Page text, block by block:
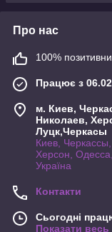
Про нас
100%
Працює з
м. Киев,
Николаев,
Луцк,Черкасы
Киев,
Херсон,
Україна
Контакти
Сьогодні
Показати